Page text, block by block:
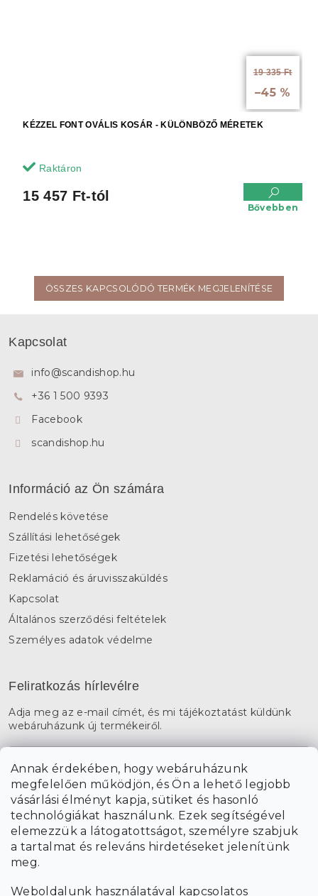
Annak érdekében, hogy webáruházunk
megfelelően működjön, és Ön a lehető legjobb
vásárlási élményt kapja, sütiket és hasonló
technológiákat használunk. Ezek segítségével
elemezzük a látogatottságot, személyre szabjuk
a tartalmat és releváns hirdetéseket jelenítünk
meg.
Weboldalunk használatával kapcsolatos
19 335 Ft
–45 %
KÉZZEL FONT OVÁLIS KOSÁR - KÜLÖNBÖZŐ MÉRETEK
Raktáron
15 457 Ft-tól
Bővebben
ÖSSZES KAPCSOLÓDÓ TERMÉK MEGJELENÍTÉSE
Kapcsolat
info@scandishop.hu
+36 1 500 9393
Facebook
scandishop.hu
Információ az Ön számára
Rendelés követése
Szállítási lehetőségek
Fizetési lehetőségek
Reklamáció és áruvisszaküldés
Kapcsolat
Általános szerződési feltételek
Személyes adatok védelme
Feliratkozás hírlevélre
Adja meg az e-mail címét, és mi tájékoztatást küldünk
webáruházunk új termékeiről.
A hírlevelekre való feliratkozással egyetérteka személyes
adatok feldolgozásával.
FELIRATKOZÁS